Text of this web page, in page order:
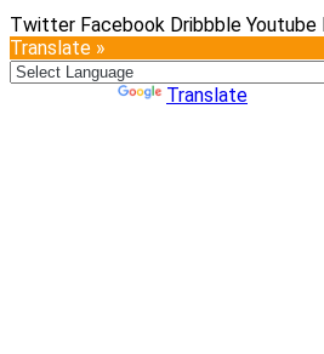
Twitter Facebook Dribbble Youtube
Translate »
Translate